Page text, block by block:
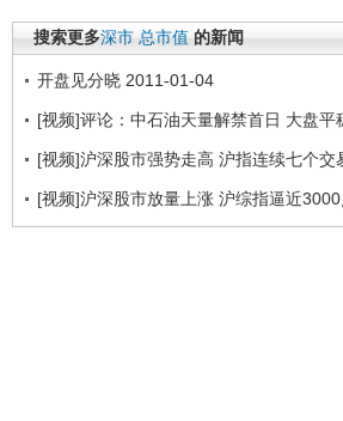
搜索更多深市 总市值 的新闻
开盘见分晓 2011-01-04
[视频]评论：中石油天量解禁首日 大盘平
[视频]沪深股市强势走高 沪指连续七个交
[视频]沪深股市放量上涨 沪综指逼近3000